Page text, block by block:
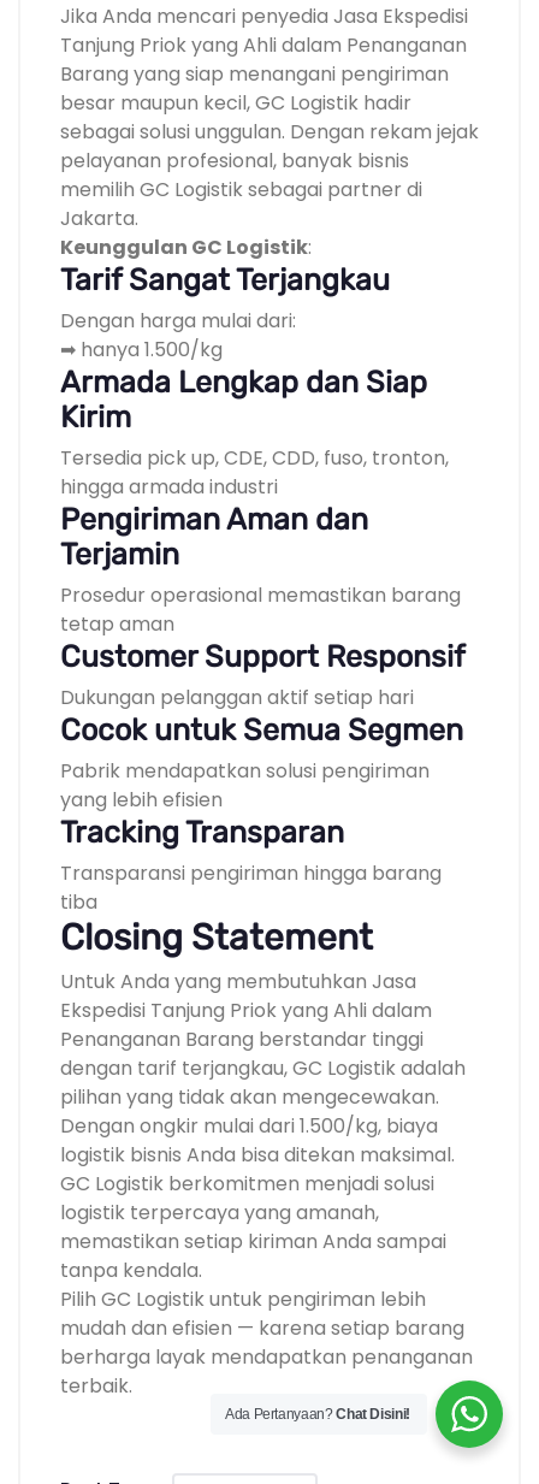
Jika Anda mencari penyedia Jasa Ekspedisi
Tanjung Priok yang Ahli dalam Penanganan
Barang yang siap menangani pengiriman
besar maupun kecil, GC Logistik hadir
sebagai solusi unggulan. Dengan rekam jejak
pelayanan profesional, banyak bisnis
memilih GC Logistik sebagai partner di
Jakarta.
Keunggulan GC Logistik:
Tarif Sangat Terjangkau
Dengan harga mulai dari:
➡ hanya 1.500/kg
Armada Lengkap dan Siap
Kirim
Tersedia pick up, CDE, CDD, fuso, tronton,
hingga armada industri
Pengiriman Aman dan
Terjamin
Prosedur operasional memastikan barang
tetap aman
Customer Support Responsif
Dukungan pelanggan aktif setiap hari
Cocok untuk Semua Segmen
Pabrik mendapatkan solusi pengiriman
yang lebih efisien
Tracking Transparan
Transparansi pengiriman hingga barang
tiba
Closing Statement
Untuk Anda yang membutuhkan Jasa
Ekspedisi Tanjung Priok yang Ahli dalam
Penanganan Barang berstandar tinggi
dengan tarif terjangkau, GC Logistik adalah
pilihan yang tidak akan mengecewakan.
Dengan ongkir mulai dari 1.500/kg, biaya
logistik bisnis Anda bisa ditekan maksimal.
GC Logistik berkomitmen menjadi solusi
logistik terpercaya yang amanah,
memastikan setiap kiriman Anda sampai
tanpa kendala.
Pilih GC Logistik untuk pengiriman lebih
mudah dan efisien — karena setiap barang
berharga layak mendapatkan penanganan
terbaik.
Ada Pertanyaan?Chat Disini!